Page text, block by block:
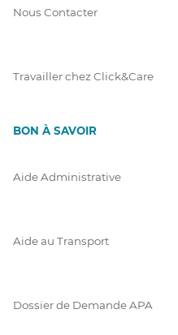
Nous Contacter
Travailler chez Click&Care
BON À SAVOIR
Aide Administrative
Aide au Transport
Dossier de Demande APA